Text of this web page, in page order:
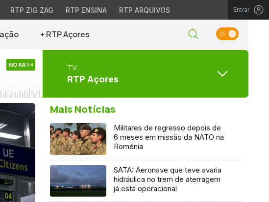
RTP ZIG ZAG RTP ENSINA RTP ARQUIVOS Entrar
+ RTP Açores
NO AR TV
RTP Açores
Mais Notícias
Militares de regresso depois de
6 meses em missão da NATO na
Roménia
SATA: Aeronave que teve avaria
hidráulica no trem de aterragem
já está operacional